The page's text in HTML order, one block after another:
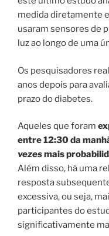
medida diretamente
usaram sensores de
luz ao longo de uma
Os pesquisadores
anos depois para
prazo do diabetes.
Aqueles que foram
entre 12:30 da
vezesmais
Além disso, há uma
resposta
excessiva, ou seja,
participantes do
significativamente